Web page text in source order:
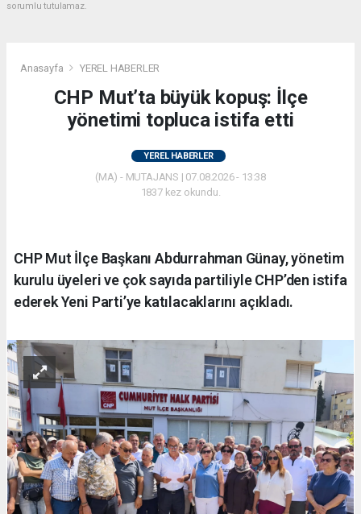
sorumlu tutulamaz.
Anasayfa YEREL HABERLER
CHP Mut’ta büyük kopuş: İlçe
yönetimi topluca istifa etti
YEREL HABERLER
(MA) - MUTAJANS | 07.08.2026 - 13:38
1837 kez okundu.
CHP Mut İlçe Başkanı Abdurrahman Günay, yönetim
kurulu üyeleri ve çok sayıda partiliyle CHP’den istifa
ederek Yeni Parti’ye katılacaklarını açıkladı.